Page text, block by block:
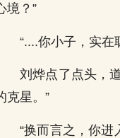
境？”
“....你小子，实在
刘烨点了点头，
克星。”
“换而言之，你